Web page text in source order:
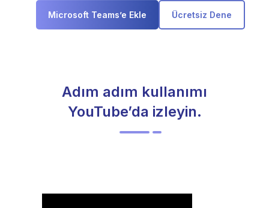
Ücretsiz Dene
Microsoft Teams’e Ekle
Adım adım kullanımı
YouTube’da izleyin.